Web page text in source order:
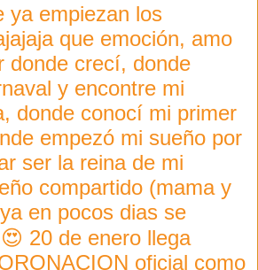
ya empiezan los
que emoción, amo
donde crecí, donde
y encontre mi
donde conocí mi primer
empezó mi sueño por
ser la reina de mi
compartido (mama y
en pocos dias se
20 de enero llega
oficial como